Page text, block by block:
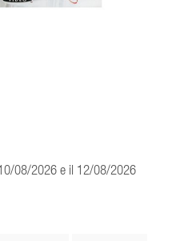
08/2026 e il 12/08/2026